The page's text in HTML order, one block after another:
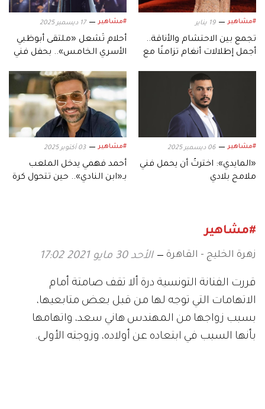
#مشاهير 19 يناير
تجمع بين الاحتشام والأناقة..
أجمل إطلالات أنغام تزامنًا مع
#مشاهير 17 ديسمبر 2025
أحلام تُشعل «ملتقى أبوظبي
الأسري الخامس».. بحفل فني
#مشاهير 06 ديسمبر 2025
«المايدي»: اخترتُ أن يحمل فني
ملامح بلادي
#مشاهير 03 أكتوبر 2025
أحمد فهمي يدخل الملعب
بـ«ابن النادي».. حين تتحول كرة
#مشاهير
زهرة الخليج - القاهرة الأحد 30 مايو 2021 17:02
قررت الفنانة التونسية درة ألا تقف صامتة أمام
الاتهامات التي توجه لها من قبل بعض متابعيها،
بسبب زواجها من المهندس هاني سعد، واتهامها
بأنها السبب في ابتعاده عن أولاده، وزوجته الأولى.